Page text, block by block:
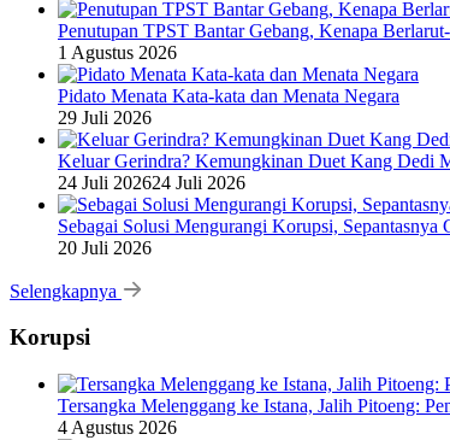
Penutupan TPST Bantar Gebang, Kenapa
1 Agustus 2026
Pidato Menata Kata-kata dan Menata Negara
29 Juli 2026
Keluar Gerindra? Kemungkinan Duet Kang Dedi
24 Juli 202624 Juli 2026
Sebagai Solusi Mengurangi Korupsi,
20 Juli 2026
Selengkapnya
Korupsi
Tersangka Melenggang ke Istana, Jalih Pitoeng:
4 Agustus 2026